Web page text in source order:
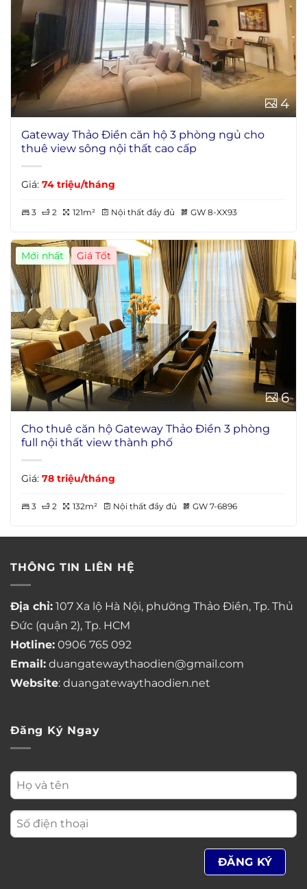
4
Gateway Thảo Điền căn hộ 3 phòng ngủ cho
thuê view sông nội thất cao cấp
Giá: 74 triệu/tháng
3 2 121m² Nội thất đầy đủ GW 8-XX93
Mới nhất
6
Cho thuê căn hộ Gateway Thảo Điền 3 phòng
full nội thất view thành phố
Giá: 78 triệu/tháng
3 2 132m² Nội thất đầy đủ GW 7-6896
THÔNG TIN LIÊN HỆ
Địa chỉ: 107 Xa lộ Hà Nội, phường Thảo Điền, Tp. Thủ
Đức (quận 2), Tp. HCM
Hotline: 0906 765 092
Email: duangatewaythaodien@gmail.com
Website: duangatewaythaodien.net
Đăng Ký Ngay